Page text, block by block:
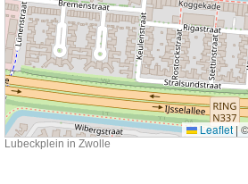
Leaflet |
Lubeckplein in Zwolle